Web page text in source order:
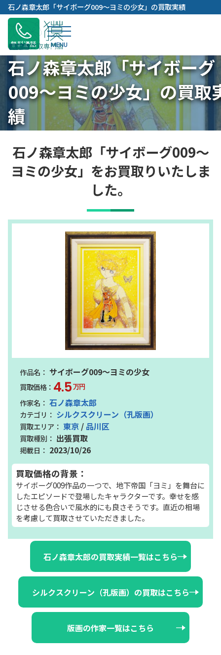
内
容
キ
ッ
プ
石ノ森章太郎「サイボーグ009～ヨミの少女」の買取実績
無料通話
石ノ森章太郎「サイボーグ
009～ヨミの少女」の買取
績
石ノ森章太郎「サイボーグ009～
ヨミの少女」をお買取りいたしま
した。
サイボーグ009～ヨミの少女
4.5万円
石ノ森章太郎
シルクスクリーン（孔版画）
東京 / 品川区
出張買取
2023/10/26
買取価格の背景：
サイボーグ009作品の一つで、地下帝国「ヨミ」を舞台に
したエピソードで登場したキャラクターです。幸せを感
じさせる色合いで風水的にも良さそうです。直近の相場
を考慮して買取させていただきました。
石ノ森章太郎の買取実績一覧はこちら
シルクスクリーン（孔版画）の買取はこちら
版画の作家一覧はこちら